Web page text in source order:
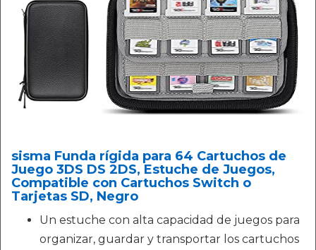
sisma Funda rígida para 64 Cartuchos de
Juego 3DS DS 2DS, Estuche de Juegos,
Compatible con Cartuchos Switch o
Tarjetas SD, Negro
Un estuche con alta capacidad de juegos para
organizar, guardar y transportar los cartuchos